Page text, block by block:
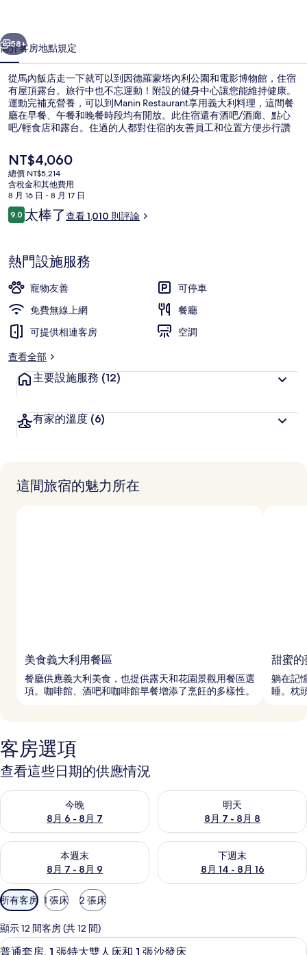
集
個 下一個
58+
簡介客房地點規定
從馬內飯店走一下就可以到因德羅蒙塔內利公園和電影博物館，住宿
有屋頂露台。旅行中也不忘運動！附設的健身中心讓您能維持健康。
運動完補充營養，可以到Manin Restaurant享用義大利料理，這間餐
廳在早餐、午餐和晚餐時段均有開放。此住宿還有酒吧/酒廊、點心
吧/輕食店和露台。住過的人都對住宿的友善員工和位置方便步行讚
2 分鐘，到圖拉蒂車站也只要 4 分鐘。
目
前
的
價
格
是
NT$4,060
總價 NT$5,214
含稅金和其他費用
8 月 16 日 - 8 月 17 日
評
論
9.09.0 分，滿分 10 分，
太棒了查看 1,010 則評論
熱門設施服務
寵物友善
可停車
免費無線上網
餐廳
可提供相連客房
空調
查看全部
主要設施服務 (12)
有家的溫度 (6)
這間旅宿的魅力所在
美食義大利用餐區
餐廳供應義大利美食，也提供露天和花園景觀用餐區選
項。咖啡館、酒吧和咖啡館早餐增添了烹飪的多樣性。
甜蜜的
躺在記
睡。枕
客房選項
查看這些日期的供應情況
今晚
8月 6 - 8月 7
查看今晚 (8月 6 - 8月 7) 的供應情況
明天
8月 7 - 8月 8
查看明天 (8月 7 - 8月 8) 的供
本週末
8月 7 - 8月 9
查看本週末 (8月 7 - 8月 9) 的供應情況
下週末
8月 14 - 8月 16
查看下週末 (8月 14 - 8月 16)
可
用
的
客
所有客房 1 張床 2 張床
顯示 12 間客房 (共 12 間)
顯
43-吋 LCD 液晶電視、衛星頻道、電視
10
普通套房, 1 張特大雙人床和 1 張沙發床